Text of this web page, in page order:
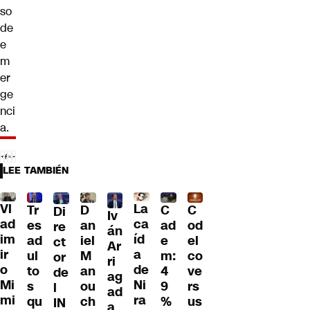
so
de
e
m
er
ge
nci
a.
LEE TAMBIÉN
Vl
ad
im
ir
o
Mi
mi
Tr
es
ad
ul
to
s
qu
Di
re
ct
or
de
l
IN
D
an
iel
M
an
ou
ch
Iv
án
Ar
ri
ag
ad
La
ca
íd
a
de
Ni
ra
C
ad
e
m:
4
9
%
C
od
el
co
ve
rs
us